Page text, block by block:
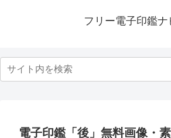
フリー電子印鑑ナ
電子印鑑「後」無料画像・